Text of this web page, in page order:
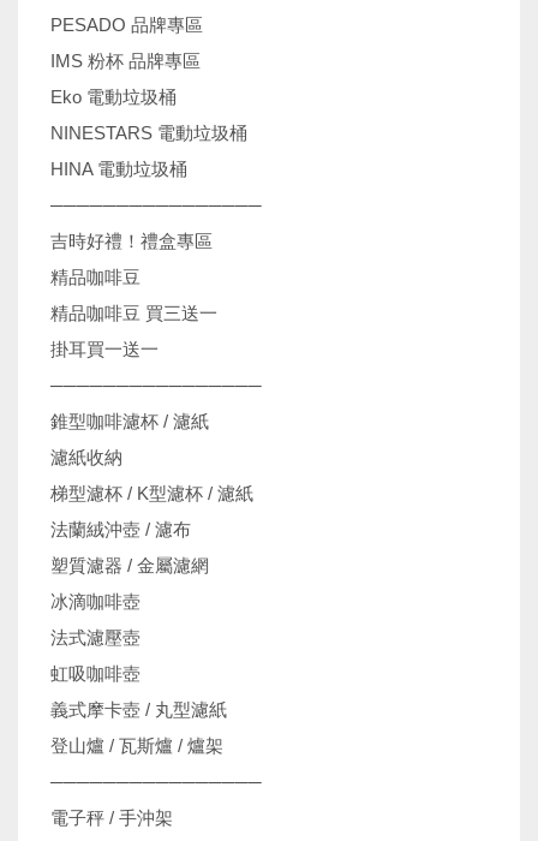
PESADO 品牌專區
IMS 粉杯 品牌專區
Eko 電動垃圾桶
NINESTARS 電動垃圾桶
HINA 電動垃圾桶
────────────────
吉時好禮！禮盒專區
精品咖啡豆
精品咖啡豆 買三送一
掛耳買一送一
────────────────
錐型咖啡濾杯 / 濾紙
濾紙收納
梯型濾杯 / K型濾杯 / 濾紙
法蘭絨沖壺 / 濾布
塑質濾器 / 金屬濾網
冰滴咖啡壺
法式濾壓壺
虹吸咖啡壺
義式摩卡壺 / 丸型濾紙
登山爐 / 瓦斯爐 / 爐架
────────────────
電子秤 / 手沖架